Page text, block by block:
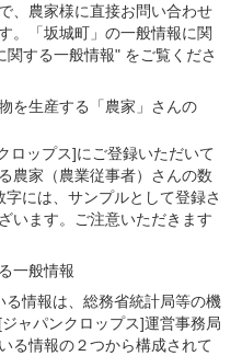
、農家様に直接お問い合わせ
。「坂城町」の一般情報に関
する一般情報" をご覧くださ
を生産する 「農家」さんの
ロップス]にご登録いただいて
農家（農業従事者）さんの数
には、サンプルとして登録さ
います。ご注意いただきます
一般情報
情報は、総務省統計局等の機
ャパンクロップス]運営事務局
る情報の２つから構成されて